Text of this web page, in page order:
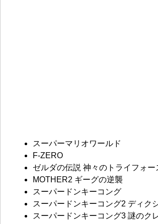
スーパーマリオワールド
F-ZERO
ゼルダの伝説 神々のトライフォー
MOTHER2 ギーグの逆襲
スーパードンキーコング
スーパードンキーコング2 ディク
スーパードンキーコング3 謎のク